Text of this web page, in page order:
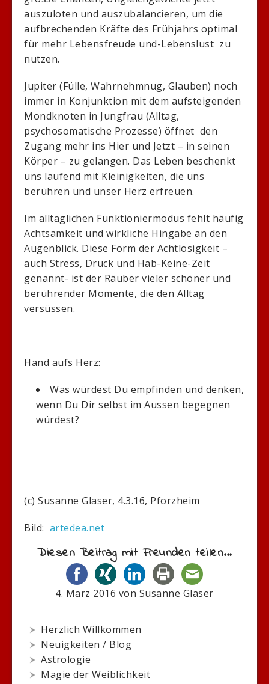
auszuloten und auszubalancieren, um die
aufbrechenden Kräfte des Frühjahrs optimal
für mehr Lebensfreude und-Lebenslust zu
nutzen.
Jupiter (Fülle, Wahrnehmnug, Glauben) noch
immer in Konjunktion mit dem aufsteigenden
Mondknoten in Jungfrau (Alltag,
psychosomatische Prozesse) öffnet den
Zugang mehr ins Hier und Jetzt – in seinen
Körper – zu gelangen. Das Leben beschenkt
uns laufend mit Kleinigkeiten, die uns
berühren und unser Herz erfreuen.
Im alltäglichen Funktioniermodus fehlt häufig
Achtsamkeit und wirkliche Hingabe an den
Augenblick. Diese Form der Achtlosigkeit –
auch Stress, Druck und Hab-Keine-Zeit
genannt- ist der Räuber vieler schöner und
berührender Momente, die den Alltag
versüssen.
Hand aufs Herz:
Was würdest Du empfinden und denken,
wenn Du Dir selbst im Aussen begegnen
würdest?
(c) Susanne Glaser, 4.3.16, Pforzheim
Bild: artedea.net
Diesen Beitrag mit Freunden teilen...
4. März 2016 von Susanne Glaser
Herzlich Willkommen
Neuigkeiten / Blog
Astrologie
Magie der Weiblichkeit